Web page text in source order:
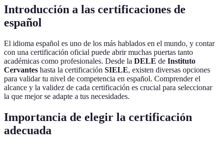
Introducción a las certificaciones de
español
El idioma español es uno de los más hablados en el mundo, y contar
con una certificación oficial puede abrir muchas puertas tanto
académicas como profesionales. Desde la DELE de Instituto
Cervantes hasta la certificación SIELE, existen diversas opciones
para validar tu nivel de competencia en español. Comprender el
alcance y la validez de cada certificación es crucial para seleccionar
la que mejor se adapte a tus necesidades.
Importancia de elegir la certificación
adecuada